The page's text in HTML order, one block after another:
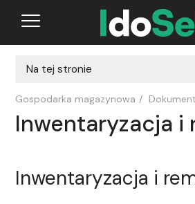
Na tej stronie
Gospodarka magazynowa /
Inwentaryzacja i
Inwentaryzacja i